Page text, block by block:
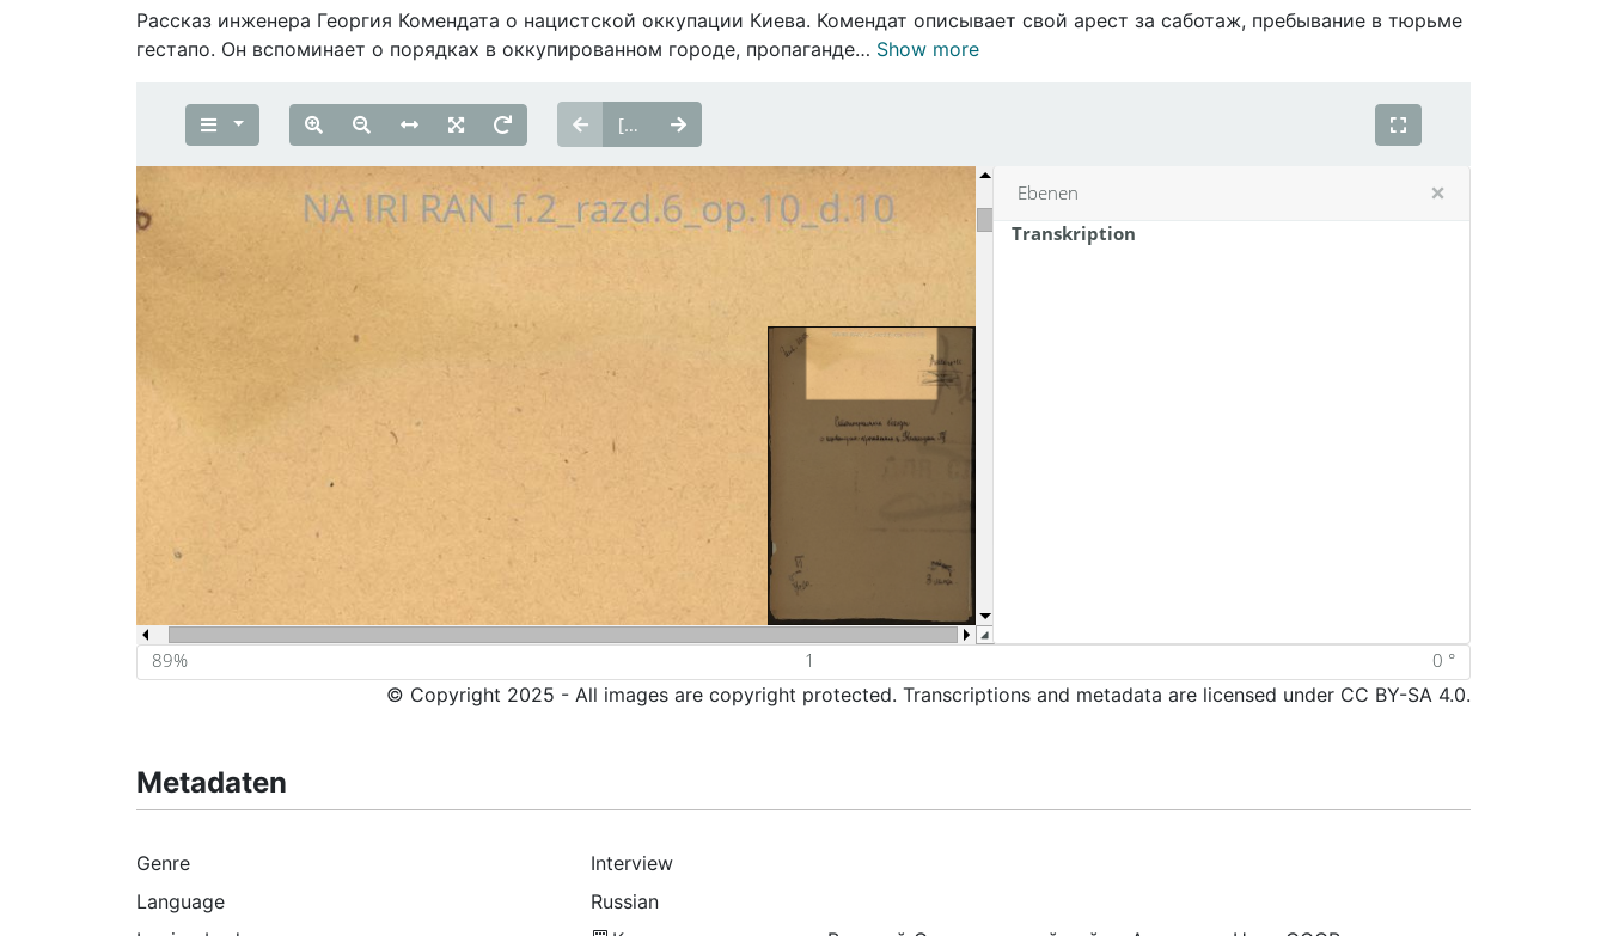
Рассказ инженера Георгия Комендата о нацистской оккупации Киева. Комендат описывает свой арест за саботаж, пребывание в тюрьме
гестапо. Он вспоминает о порядках в оккупированном городе, пропаганде… Show more
© Copyright 2025 - All images are copyright protected. Transcriptions and metadata are licensed under CC BY-SA 4.0.
Metadaten
Genre
Interview
Language
Russian